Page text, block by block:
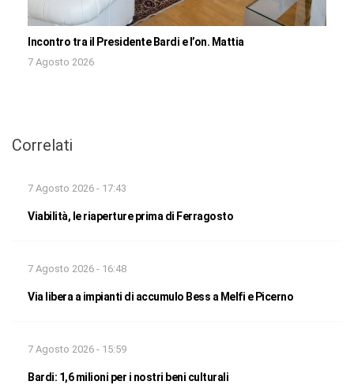
Incontro tra il Presidente Bardi e l’on. Mattia
7 Agosto 2026
Correlati
7 Agosto 2026 - 17:43
Viabilità, le riaperture prima di Ferragosto
7 Agosto 2026 - 16:48
Via libera a impianti di accumulo Bess a Melfi e Picerno
7 Agosto 2026 - 15:59
Bardi: 1,6 milioni per i nostri beni culturali